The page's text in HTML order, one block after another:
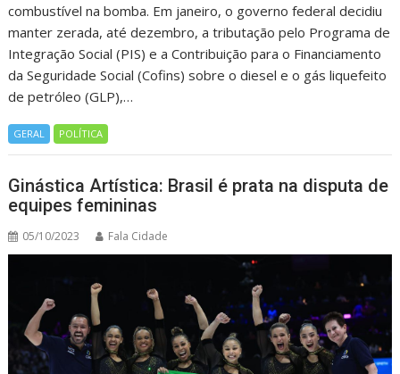
combustível na bomba. Em janeiro, o governo federal decidiu
manter zerada, até dezembro, a tributação pelo Programa de
Integração Social (PIS) e a Contribuição para o Financiamento
da Seguridade Social (Cofins) sobre o diesel e o gás liquefeito
de petróleo (GLP),…
GERAL POLÍTICA
Ginástica Artística: Brasil é prata na disputa de
equipes femininas
05/10/2023 Fala Cidade